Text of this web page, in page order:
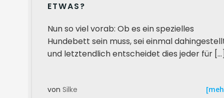
ETWAS?
Nun so viel vorab: Ob es ein spezielles
Hundebett sein muss, sei einmal
und letztendlich entscheidet dies jeder für
von Silke